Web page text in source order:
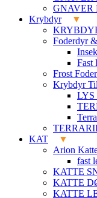
GNAVER
Krybdyr
Foderdyr
Fast
Frost Foder
Krybdyr
LYS
KAT
Arion
fast
KATTE
KATTE
KATTE